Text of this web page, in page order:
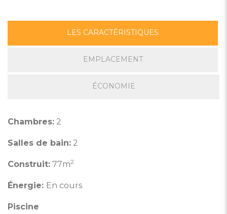
LES CARACTÉRISTIQUES
EMPLACEMENT
ÉCONOMIE
Chambres: 2
Salles de bain: 2
Construit: 77m2
Énergie: En cours
Piscine